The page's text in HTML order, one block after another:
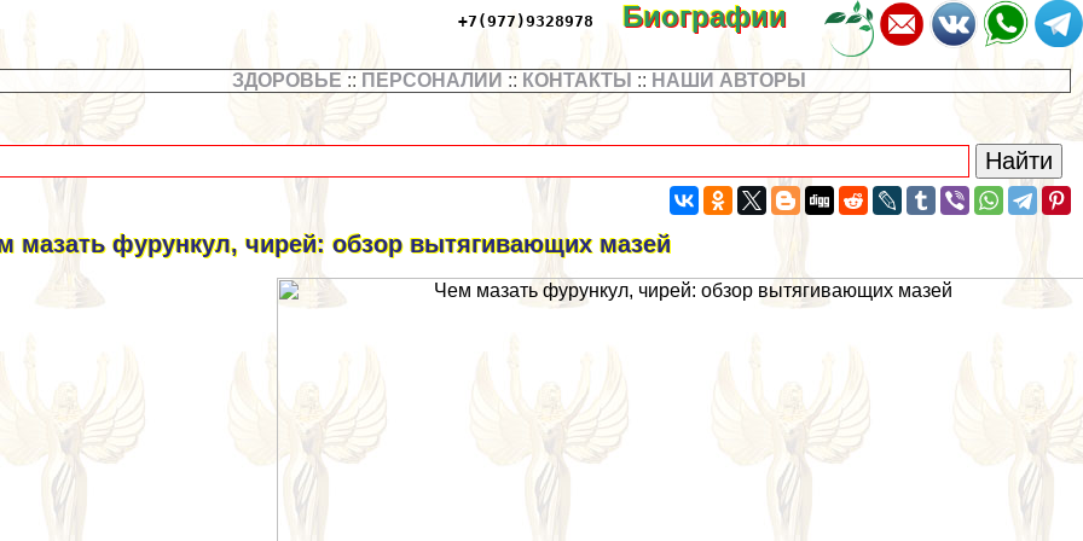
+7(977)9328978 Биографии
ЗДОРОВЬЕ :: ПЕРСОНАЛИИ :: КОНТАКТЫ :: НАШИ АВТОРЫ
мазать фурункул, чирей: обзор вытягивающих мазей